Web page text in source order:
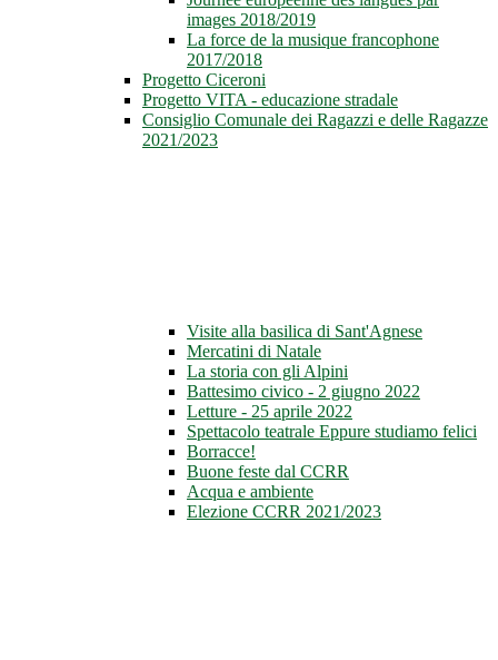
images 2018/2019
La force de la musique francophone
2017/2018
Progetto Ciceroni
Progetto VITA - educazione stradale
Consiglio Comunale dei Ragazzi e delle Ragazze
2021/2023
Visite alla basilica di Sant'Agnese
Mercatini di Natale
La storia con gli Alpini
Battesimo civico - 2 giugno 2022
Letture - 25 aprile 2022
Spettacolo teatrale Eppure studiamo felici
Borracce!
Buone feste dal CCRR
Acqua e ambiente
Elezione CCRR 2021/2023